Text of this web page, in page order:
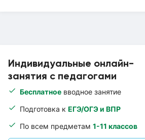
Индивидуальные онлайн-
занятия с педагогами
Бесплатное вводное занятие
Подготовка к ЕГЭ/ОГЭ и ВПР
По всем предметам 1-11 классов